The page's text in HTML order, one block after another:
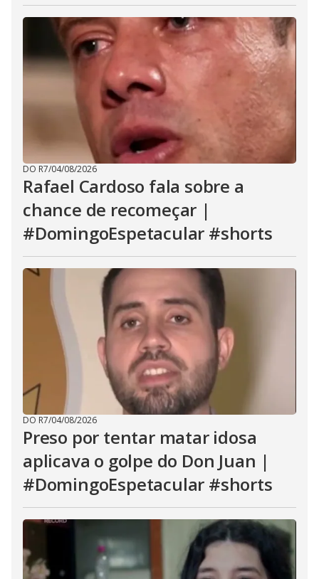
DO R7/04/08/2026
Rafael Cardoso fala sobre a
chance de recomeçar |
#DomingoEspetacular #shorts
DO R7/04/08/2026
Preso por tentar matar idosa
aplicava o golpe do Don Juan |
#DomingoEspetacular #shorts